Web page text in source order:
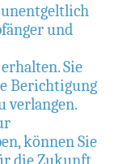
unentgeltlich
und
Sie
Berichtigung
verlangen.
können Sie
die Zukunft